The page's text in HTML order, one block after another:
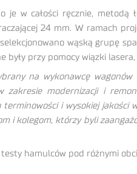
je w całości ręcznie,
24 mm. W ramach
wąską grupę
przy pomocy wiązki
na wykonawcę
modernizacji i
i wysokiej jakości
i kolegom, którzy byli
hamulców pod różnymi